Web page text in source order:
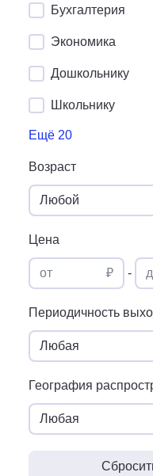
Бухгалтерия
Экономика
Дошкольнику
Школьнику
Ещё 20
Возраст
Любой
Цена
от ₽ -
Периодичность
Любая
География
Любая